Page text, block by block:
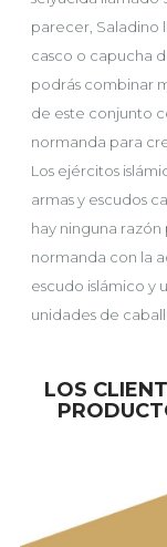
parecer, Saladino
casco o capucha
podrás combinar
de este conjunto
normanda para
Los ejércitos
armas y escudos
hay ninguna
normanda con la
escudo islámico y
unidades de
LOS